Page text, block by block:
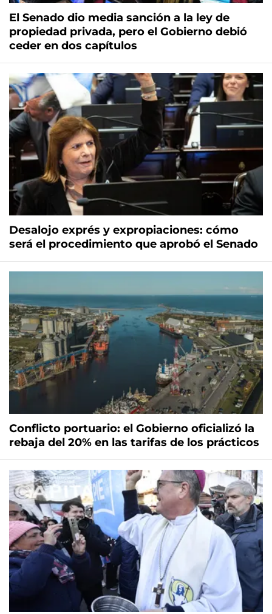
El Senado dio media sanción a la ley de
propiedad privada, pero el Gobierno debió
ceder en dos capítulos
Desalojo exprés y expropiaciones: cómo
será el procedimiento que aprobó el Senado
Conflicto portuario: el Gobierno oficializó la
rebaja del 20% en las tarifas de los prácticos